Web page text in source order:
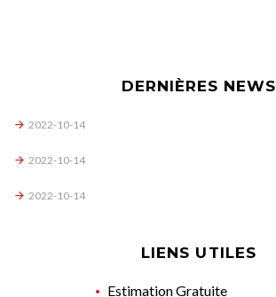
DERNIÈRES NEWS
2022-10-14
2022-10-14
2022-10-14
LIENS UTILES
Estimation Gratuite